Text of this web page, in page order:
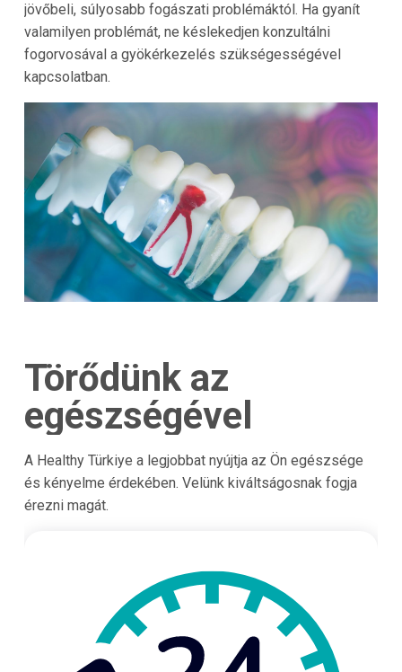
jövőbeli, súlyosabb fogászati problémáktól. Ha gyanít
valamilyen problémát, ne késlekedjen konzultálni
fogorvosával a gyökérkezelés szükségességével
kapcsolatban.
Törődünk az
egészségével
A Healthy Türkiye a legjobbat nyújtja az Ön egészsége
és kényelme érdekében. Velünk kiváltságosnak fogja
érezni magát.